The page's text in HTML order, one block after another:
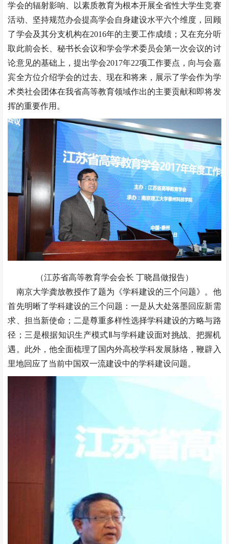
学会的辐射影响、以素质教育为根本开展全省性大学生竞赛
活动、坚持规范办会提高学会自身建设水平六个维度，回顾
了学会及其分支机构在2016年的主要工作成绩；又在充分听
取此前会长、秘书长会议和学会学术委员会第一次会议的讨
论意见的基础上，提出学会2017年22项工作要点，向与会嘉
宾全方位介绍学会的过去、现在和将来，展示了学会作为学
术类社会团体在我省高等教育领域作出的主要贡献和即将发
挥的重要作用。
（江苏省高等教育学会会长 丁晓昌做报告）
南京大学龚放教授作了题为《学科建设的三个问题》。他
首先明晰了学科建设的三个问题：一是从大处落墨回应新需
求、担当新使命；二是尊重多样性选择学科建设的方略与路
径；三是根据知识生产模式Ⅱ与学科建设面对挑战、把握机
遇。此外，他全面梳理了国内外高校学科发展脉络，鞭辟入
里地回应了当前中国双一流建设中的学科建设问题。